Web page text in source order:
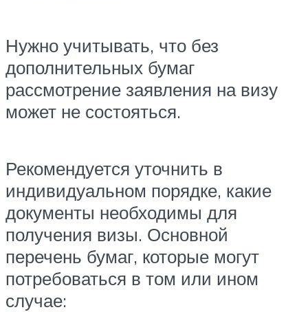
Нужно учитывать, что без
дополнительных бумаг
рассмотрение заявления на визу
может не состояться.
Рекомендуется уточнить в
индивидуальном порядке, какие
документы необходимы для
получения визы. Основной
перечень бумаг, которые могут
потребоваться в том или ином
случае: